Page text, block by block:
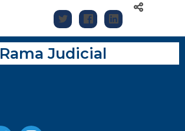
Rama Judicial